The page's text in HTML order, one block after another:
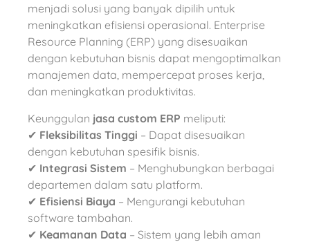
menjadi solusi yang banyak dipilih untuk
meningkatkan efisiensi operasional. Enterprise
Resource Planning (ERP) yang disesuaikan
dengan kebutuhan bisnis dapat mengoptimalkan
manajemen data, mempercepat proses kerja,
dan meningkatkan produktivitas.
Keunggulan jasa custom ERP meliputi:
✔ Fleksibilitas Tinggi – Dapat disesuaikan
dengan kebutuhan spesifik bisnis.
✔ Integrasi Sistem – Menghubungkan berbagai
departemen dalam satu platform.
✔ Efisiensi Biaya – Mengurangi kebutuhan
software tambahan.
✔ Keamanan Data – Sistem yang lebih aman